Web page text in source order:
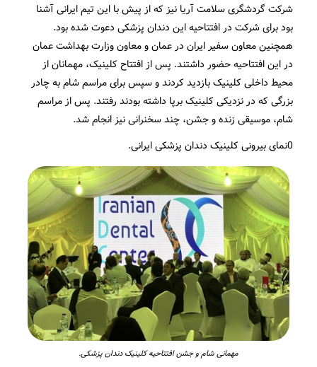
شرکت گردشگری سلامت آریا نیز که از پیش با این تیم ایرانی آشنا
بود برای شرکت در افتتاحیه این دندان پزشکی دعوت شده بود.
همچنین معاون سفیر ایران در عمان و معاون وزارت بهداشت عمان
در این افتتاحیه حضور داشتند. پس از افتتاح کلینیک، مهمانان از
محیط داخلی کلینیک بازدید کردند و سپس برای مراسم شام به چادر
بزرگی که در نزدیکی کلینیک برپا داشته بودند رفتند. پس از مراسم
شام، موسیقی زنده و جشن، چند سخنرانی نیز انجام شد.
0نمای بیرونی کلینیک دندان پزشکی ایرانی.
مهمانی شام و جشن افتتاحیه کلینیک دندان پزشکی.